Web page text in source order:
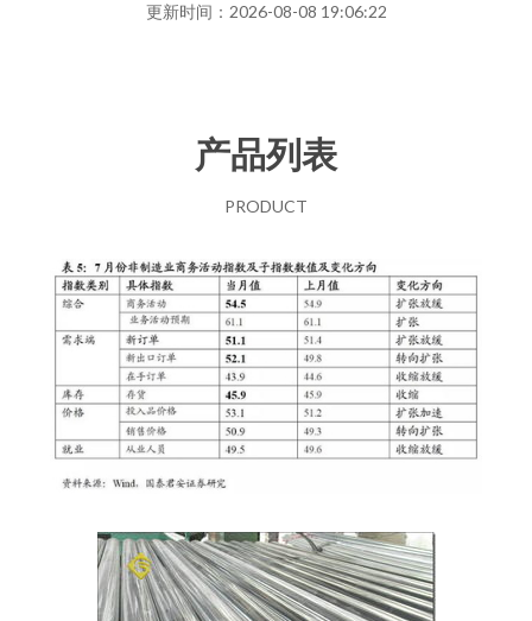
更新时间：2026-08-08 19:06:22
产品列表
PRODUCT